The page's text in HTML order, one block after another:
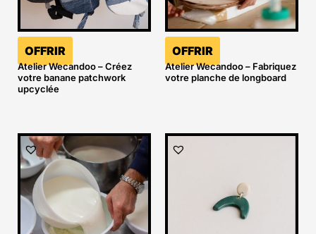
OFFRIR
Atelier Wecandoo – Créez
votre banane patchwork
upcyclée
OFFRIR
Atelier Wecandoo – Fabriquez
votre planche de longboard